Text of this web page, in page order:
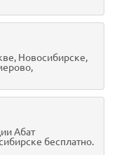
Новосибирске,
Абат
бесплатно.